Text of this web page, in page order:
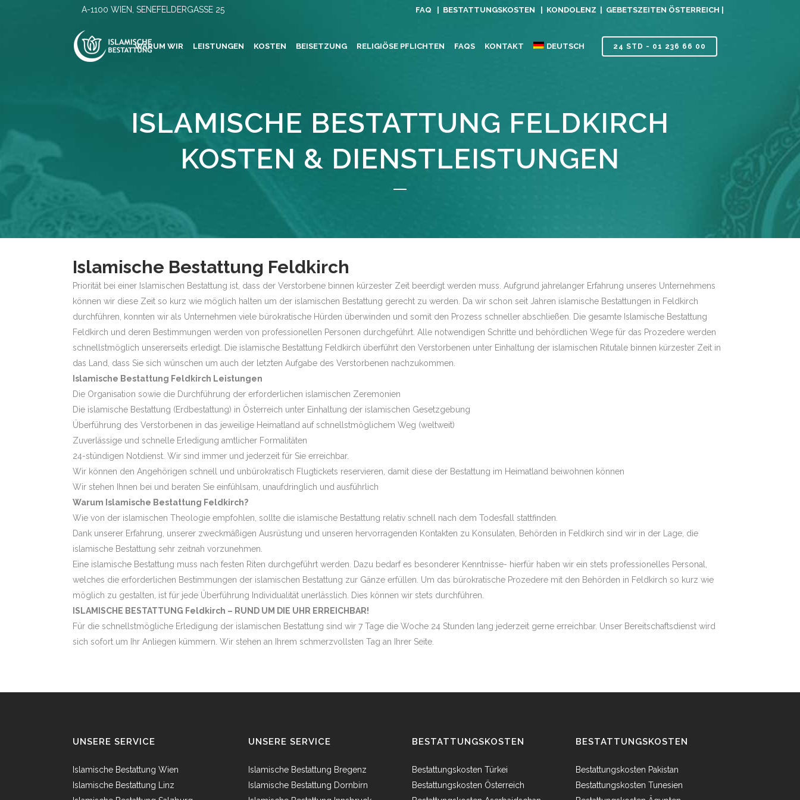
A-1100 WIEN, SENEFELDERGASSE 25 FAQ | BESTATTUNGSKOSTEN | KONDOLENZ | GEBETSZEITEN ÖSTERREICH |
24 STD - 01 236 66 00
WARUM WIR LEISTUNGEN KOSTEN BEISETZUNG RELIGIÖSE PFLICHTEN FAQS KONTAKT DEUTSCH
ISLAMISCHE BESTATTUNG FELDKIRCH
KOSTEN & DIENSTLEISTUNGEN
Islamische Bestattung Feldkirch
Priorität bei einer Islamischen Bestattung ist, dass der Verstorbene binnen kürzester Zeit beerdigt werden muss. Aufgrund jahrelanger Erfahrung unseres Unternehmens
können wir diese Zeit so kurz wie möglich halten um der islamischen Bestattung gerecht zu werden. Da wir schon seit Jahren islamische Bestattungen in Feldkirch
durchführen, konnten wir als Unternehmen viele bürokratische Hürden überwinden und somit den Prozess schneller abschließen. Die gesamte Islamische Bestattung
Feldkirch und deren Bestimmungen werden von professionellen Personen durchgeführt. Alle notwendigen Schritte und behördlichen Wege für das Prozedere werden
schnellstmöglich unsererseits erledigt. Die islamische Bestattung Feldkirch überführt den Verstorbenen unter Einhaltung der islamischen Ritutale binnen kürzester Zeit in
das Land, dass Sie sich wünschen um auch der letzten Aufgabe des Verstorbenen nachzukommen.
Islamische Bestattung Feldkirch Leistungen
Die Organisation sowie die Durchführung der erforderlichen islamischen Zeremonien
Die islamische Bestattung (Erdbestattung) in Österreich unter Einhaltung der islamischen Gesetzgebung
Überführung des Verstorbenen in das jeweilige Heimatland auf schnellstmöglichem Weg (weltweit)
Zuverlässige und schnelle Erledigung amtlicher Formalitäten
24-stündigen Notdienst. Wir sind immer und jederzeit für Sie erreichbar.
Wir können den Angehörigen schnell und unbürokratisch Flugtickets reservieren, damit diese der Bestattung im Heimatland beiwohnen können
Wir stehen Ihnen bei und beraten Sie einfühlsam, unaufdringlich und ausführlich
Warum Islamische Bestattung Feldkirch?
Wie von der islamischen Theologie empfohlen, sollte die islamische Bestattung relativ schnell nach dem Todesfall stattfinden.
Dank unserer Erfahrung, unserer zweckmäßigen Ausrüstung und unseren hervorragenden Kontakten zu Konsulaten, Behörden in Feldkirch sind wir in der Lage, die
islamische Bestattung sehr zeitnah vorzunehmen.
Eine islamische Bestattung muss nach festen Riten durchgeführt werden. Dazu bedarf es besonderer Kenntnisse- hierfür haben wir ein stets professionelles Personal,
welches die erforderlichen Bestimmungen der islamischen Bestattung zur Gänze erfüllen. Um das bürokratische Prozedere mit den Behörden in Feldkirch so kurz wie
möglich zu gestalten, ist für jede Überführung Individualität unerlässlich. Dies können wir stets durchführen.
ISLAMISCHE BESTATTUNG Feldkirch – RUND UM DIE UHR ERREICHBAR!
Für die schnellstmögliche Erledigung der islamischen Bestattung sind wir 7 Tage die Woche 24 Stunden lang jederzeit gerne erreichbar. Unser Bereitschaftsdienst wird
sich sofort um Ihr Anliegen kümmern. Wir stehen an Ihrem schmerzvollsten Tag an Ihrer Seite.
UNSERE SERVICE
Islamische Bestattung Wien
Islamische Bestattung Linz
UNSERE SERVICE
Islamische Bestattung Bregenz
Islamische Bestattung Dornbirn
BESTATTUNGSKOSTEN
Bestattungskosten Türkei
Bestattungskosten Österreich
BESTATTUNGSKOSTEN
Bestattungskosten Pakistan
Bestattungskosten Tunesien